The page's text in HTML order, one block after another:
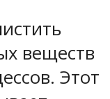
веществ
Этот